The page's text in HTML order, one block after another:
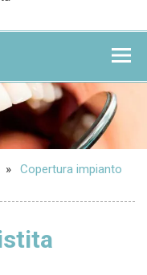
Copertura impianto